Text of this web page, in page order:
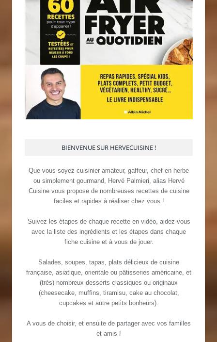
BIENVENUE SUR HERVECUISINE !
Que vous soyez cuisinier amateur, gaffeur, chef en herbe
ou simplement gourmand, Hervé Palmieri, alias Hervé
Cuisine vous propose de nombreuses recettes de cuisine
faciles et rapides à réaliser chez vous !
Suivez les étapes de chaque recette en vidéo, aidez-vous
avec la liste des ingrédients et les étapes dans chaque
fiche cuisine et à vous de jouer.
Salades, soupes, tapas, plats délicieux de cuisine
française, asiatique, orientale ou pâtisseries américaine, et
(très) nombreux desserts classiques ou originaux
(cheesecake, muffins, tiramisu, cake au chocolat,
cupcakes et autre petits bonheurs).
A vous de choisir, et ensuite de partager avec vos familles
et amis !